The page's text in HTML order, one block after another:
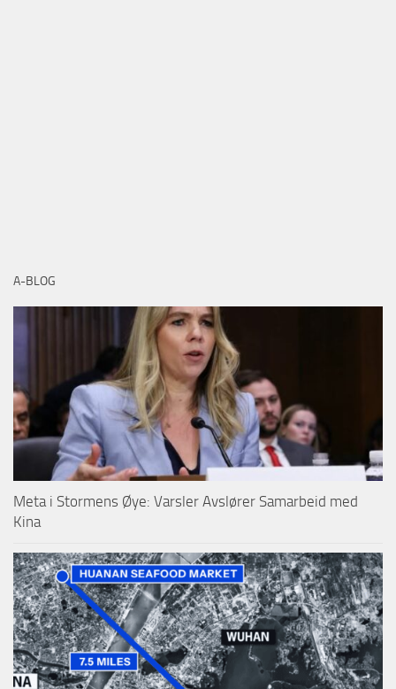
A-BLOG
Meta i Stormens Øye: Varsler Avslører Samarbeid med
Kina